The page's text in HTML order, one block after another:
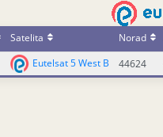
Satelita Norad
Eutelsat 5 West B 44624